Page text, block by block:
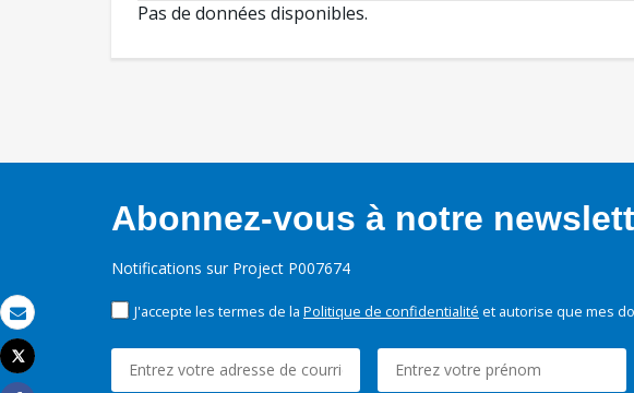
Email
Imprimer
Tweet
Pas de données disponibles.
Abonnez-vous à notre
Notifications sur Project P007674
J'accepte les termes de la Politique de confidentialité et autorise que mes